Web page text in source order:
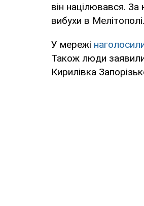
він націлювався. За
вибухи в Мелітополі.
У мережі
Також люди
Кирилівка